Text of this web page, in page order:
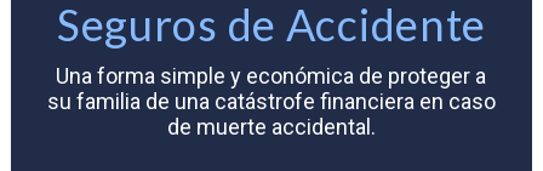
Seguros de Accidente
Una forma simple y económica de proteger a
su familia de una catástrofe financiera en caso
de muerte accidental.